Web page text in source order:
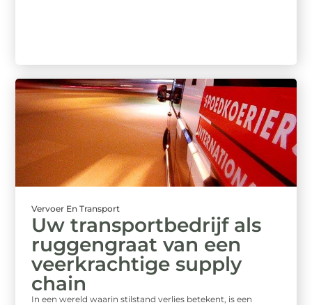
Vervoer En Transport
Uw transportbedrijf als
ruggengraat van een
veerkrachtige supply
chain
In een wereld waarin stilstand verlies betekent, is een